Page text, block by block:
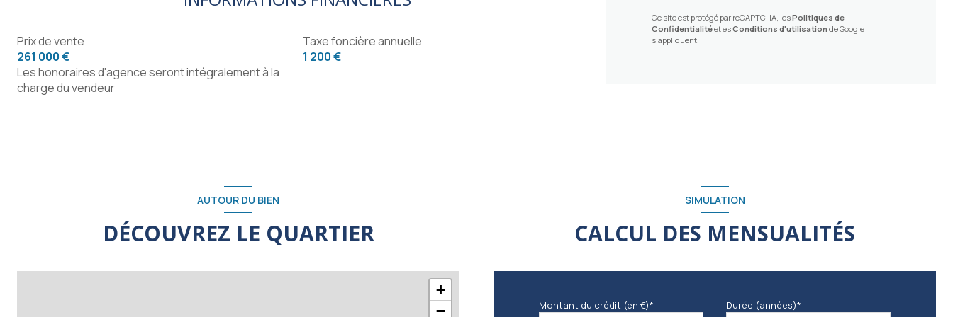
chambre
salle de bain
patio
Prix de vente
261 000 €
Les honoraires d'agence seront intégralement à la
charge du vendeur
Taxe foncière annuelle
1 200 €
Ce site est protégé par reCAPTCHA, lesPolitiques de
Confidentialitéet esConditions d'utilisation de Google
s'appliquent.
AUTOUR DU BIEN
DÉCOUVREZ LE QUARTIER
+
−
SIMULATION
CALCUL DES MENSUALITÉS
Montant du crédit (en €)* Durée (années)*